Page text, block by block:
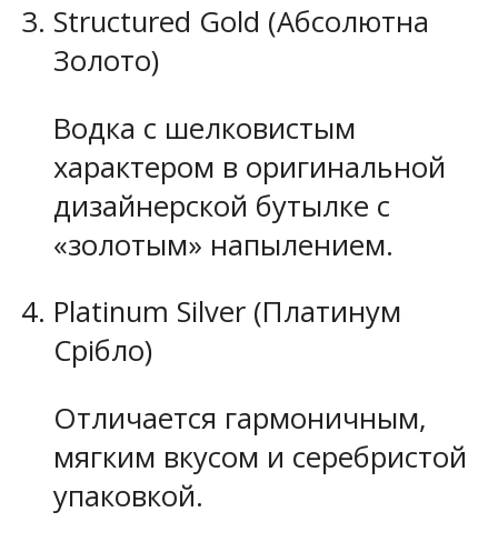
Structured Gold (Абсолютна
Золото)
Водка с шелковистым
характером в оригинальной
дизайнерской бутылке с
«золотым» напылением.
Platinum Silver (Платинум
Срібло)
Отличается гармоничным,
мягким вкусом и серебристой
упаковкой.